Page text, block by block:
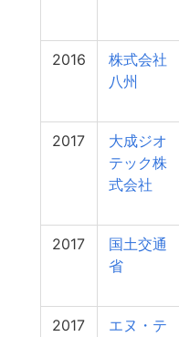
2016
株式会社
八州
2017
大成ジオ
テック株
式会社
2017
国土交通
省
2017
エヌ・テ